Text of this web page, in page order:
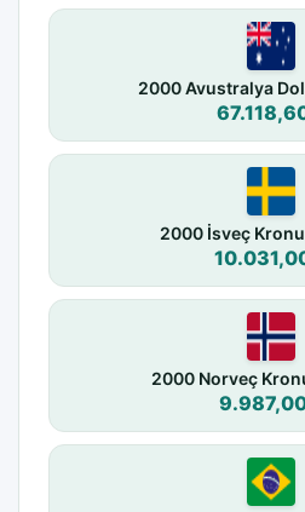
2000 Avustralya
2000 İsveç
2000 Norveç